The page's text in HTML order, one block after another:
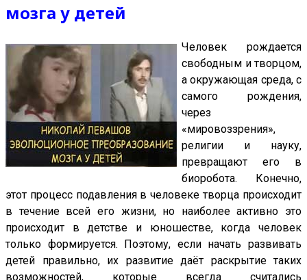
мозга у детей
Человек рождается
свободным и творцом,
а окружающая среда, с
самого рождения,
через
«мировоззрения»,
религии и науку,
превращают его в
биоробота. Конечно,
этот процесс подавления в человеке творца происходит
в течение всей его жизни, но наиболее активно это
происходит в детстве и юношестве, когда человек
только формируется. Поэтому, если начать развивать
детей правильно, их развитие даёт раскрытие таких
возможностей, которые всегда считались